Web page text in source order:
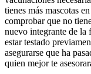
tienes más mascotas
comprobar que no
nuevo integrante de la
estar testado
asegurarse que ha
quien mejor te